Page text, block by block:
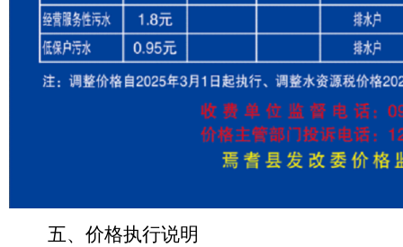
五、价格执行说明